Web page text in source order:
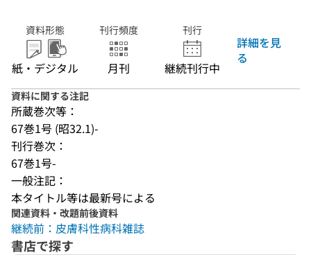
資料形態
紙・デジタル
刊行頻度
月刊
刊行
継続刊行中
詳細を見
る
資料に関する注記
所蔵巻次等：
67巻1号 (昭32.1)-
刊行巻次：
67巻1号-
一般注記：
本タイトル等は最新号による
関連資料・改題前後資料
継続前：皮膚科性病科雑誌
書店で探す